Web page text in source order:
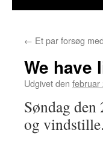
← Et par forsøg
We have
Udgivet den februar
Søndag
og vindstille.